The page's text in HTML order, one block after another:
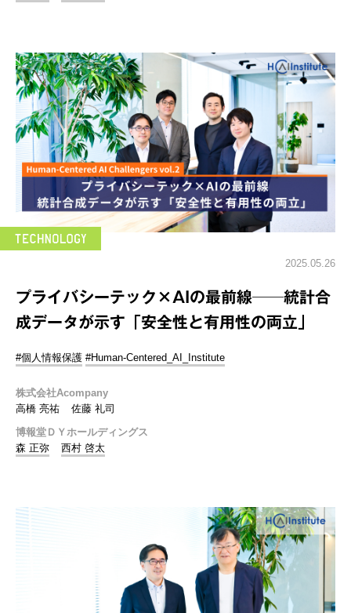
2025.05.26
プライバシーテック×AIの最前線──統計合
成データが示す「安全性と有用性の両立」
#個人情報保護 #Human-Centered_AI_Institute
株式会社Acompany
高橋 亮祐
佐藤 礼司
博報堂ＤＹホールディングス
森 正弥
西村 啓太